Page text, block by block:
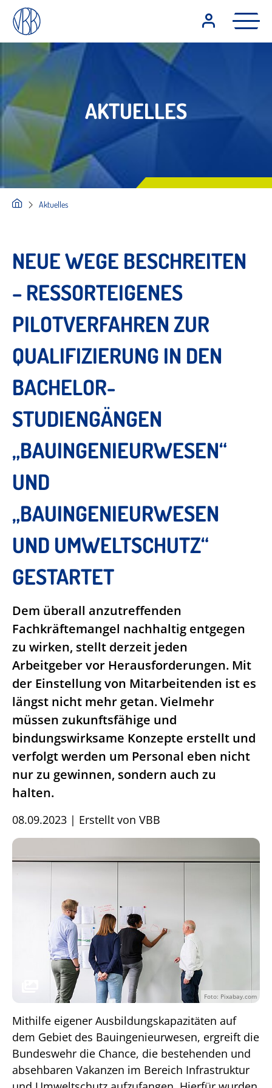
AKTUELLES
Aktuelles
NEUE WEGE BESCHREITEN
– RESSORTEIGENES
PILOTVERFAHREN ZUR
QUALIFIZIERUNG IN DEN
BACHELOR-
STUDIENGÄNGEN
„BAUINGENIEURWESEN“
UND
„BAUINGENIEURWESEN
UND UMWELTSCHUTZ“
GESTARTET
Dem überall anzutreffenden
Fachkräftemangel nachhaltig entgegen
zu wirken, stellt derzeit jeden
Arbeitgeber vor Herausforderungen. Mit
der Einstellung von Mitarbeitenden ist es
längst nicht mehr getan. Vielmehr
müssen zukunftsfähige und
bindungswirksame Konzepte erstellt und
verfolgt werden um Personal eben nicht
nur zu gewinnen, sondern auch zu
halten.
08.09.2023 | Erstellt von VBB
Foto: Pixabay.com
Mithilfe eigener Ausbildungskapazitäten auf
dem Gebiet des Bauingenieurwesen, ergreift die
Bundeswehr die Chance, die bestehenden und
absehbaren Vakanzen im Bereich Infrastruktur